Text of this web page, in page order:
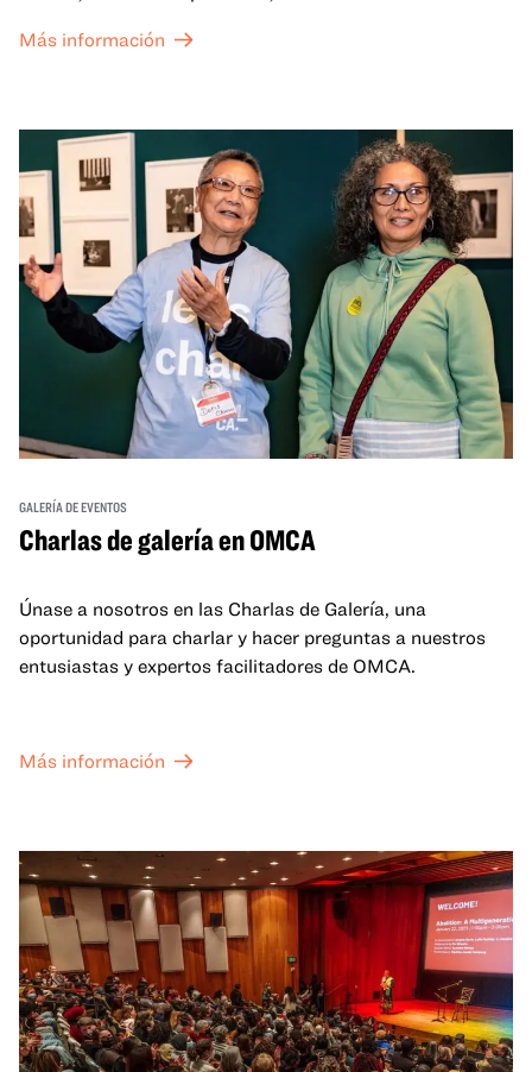
exposiciones especiales, con una
Más información
GALERÍA DE EVENTOS
Charlas de galería en OMCA
Únase a nosotros en las Charlas de Galería, una
oportunidad para charlar y hacer preguntas a nuestros
entusiastas y expertos facilitadores de OMCA.
Más información